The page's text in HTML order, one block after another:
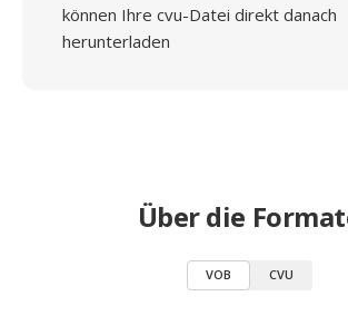
können Ihre cvu-Datei direkt danach
herunterladen
Über die
VOB CVU